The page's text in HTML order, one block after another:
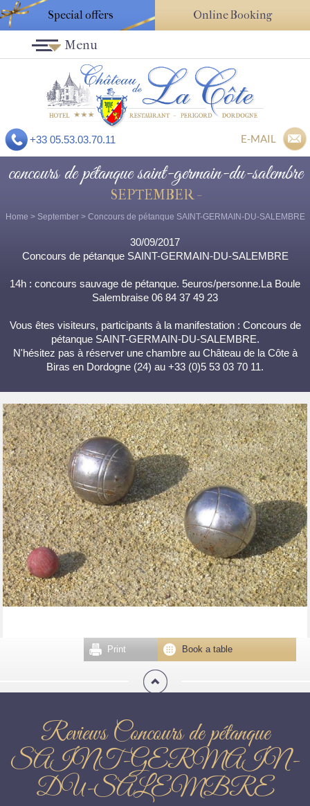
Special offers Online Booking
+33 05.53.03.70.11 E-MAIL
Menu
concours de pétanque saint-germain-du-salembre
SEPTEMBER -
Home > September> Concours de pétanque SAINT-GERMAIN-DU-SALEMBRE
30/09/2017
Concours de pétanque SAINT-GERMAIN-DU-SALEMBRE
14h : concours sauvage de pétanque. 5euros/personne.La Boule
Salembraise 06 84 37 49 23
Vous êtes visiteurs, participants à la manifestation : Concours de
pétanque SAINT-GERMAIN-DU-SALEMBRE.
N'hésitez pas à réserver une chambre au Château de la Côte à
Biras en Dordogne (24) au +33 (0)5 53 03 70 11.
Book a table
Print
Reviews Concours de pétanque
SAINT-GERMAIN-
DU-SALEMBRE